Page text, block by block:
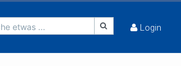
etwas ... Login